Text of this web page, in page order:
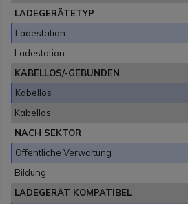
LADEGERÄTETYP
Ladestation
Ladestation
KABELLOS/-GEBUNDEN
Kabellos
Kabellos
NACH SEKTOR
Öffentliche Verwaltung
Bildung
LADEGERÄT KOMPATIBEL